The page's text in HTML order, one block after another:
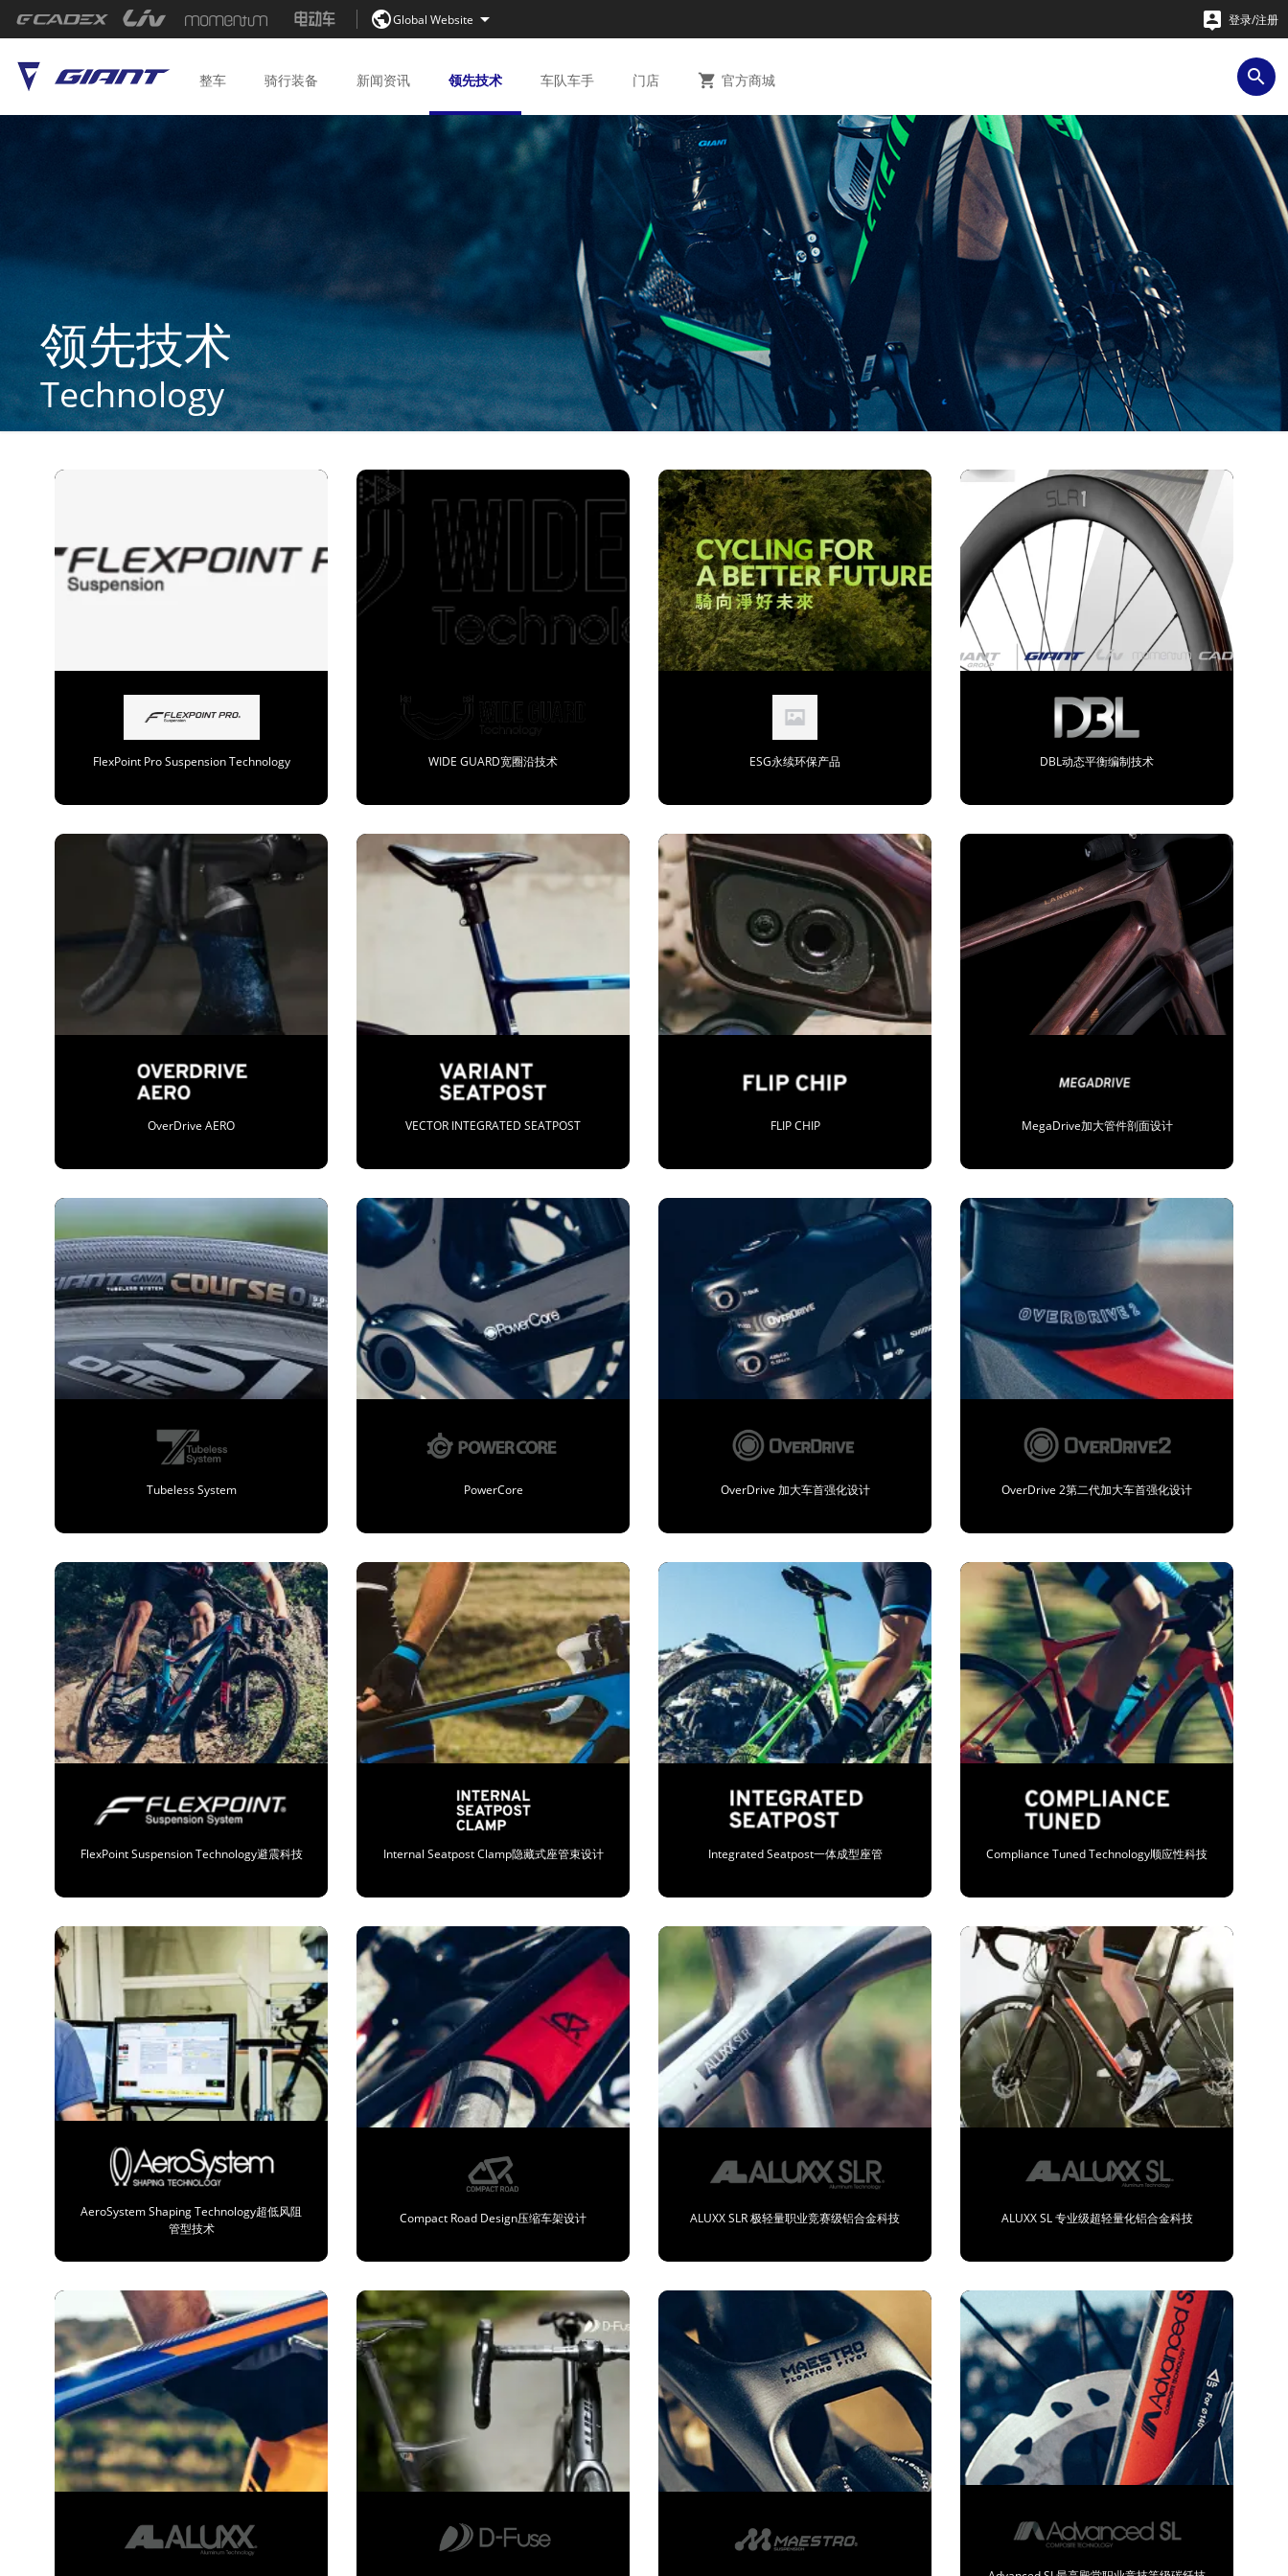
Global Website   登录/注册
整车 骑行装备 新闻资讯 领先技术 车队车手 门店  官方商城 
领先技术
Technology
FlexPoint Pro Suspension Technology WIDE GUARD宽圈沿技术 ESG永续环保产品 DBL动态平衡编制技术
OverDrive AERO VECTOR INTEGRATED SEATPOST FLIP CHIP MegaDrive加大管件剖面设计
Tubeless System PowerCore OverDrive 加大车首强化设计 OverDrive 2第二代加大车首强化设计
FlexPoint Suspension Technology避震科技 Internal Seatpost Clamp隐藏式座管束设计 Integrated Seatpost一体成型座管 Compliance Tuned Technology顺应性科技
AeroSystem Shaping Technology超低风阻
管型技术
Compact Road Design压缩车架设计 ALUXX SLR 极轻量职业竞赛级铝合金科技 ALUXX SL 专业级超轻量化铝合金科技